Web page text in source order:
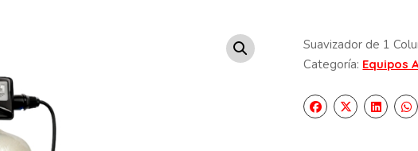
Suavizador de 1
Categoría: Equipos